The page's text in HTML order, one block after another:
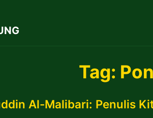
Tag:
Al-Malibari: Penulis